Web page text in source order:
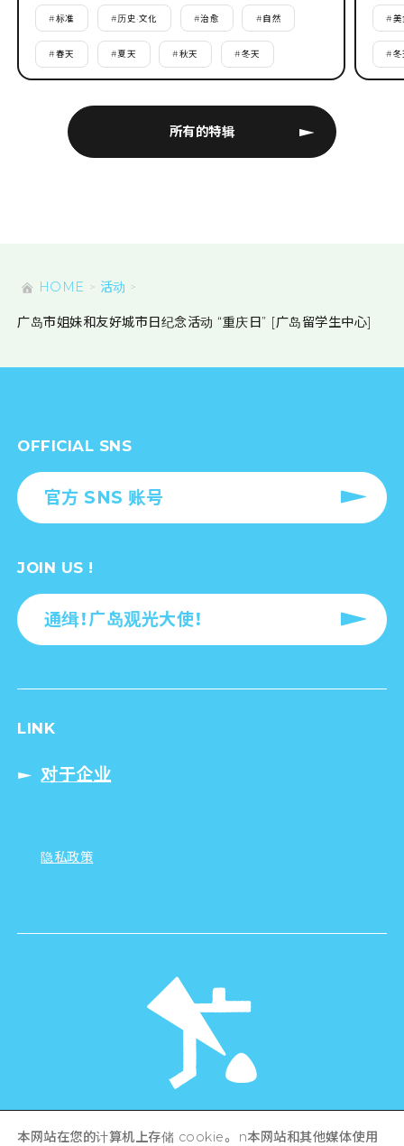
所有的特辑
#标准 #历史·文化 #治愈 #自然
#春天 #夏天 #秋天 #冬天
#美
#冬
HOME 活动
广岛市姐妹和友好城市日纪念活动 “重庆日” [广岛留学生中心]
OFFICIAL SNS
官方 SNS 账号
JOIN US !
通缉！广岛观光大使！
LINK
对于企业
隐私政策
Hiroshima Prefecture / Hiroshima City .
本网站在您的计算机上存储 cookie。 n本网站和其他媒体使用